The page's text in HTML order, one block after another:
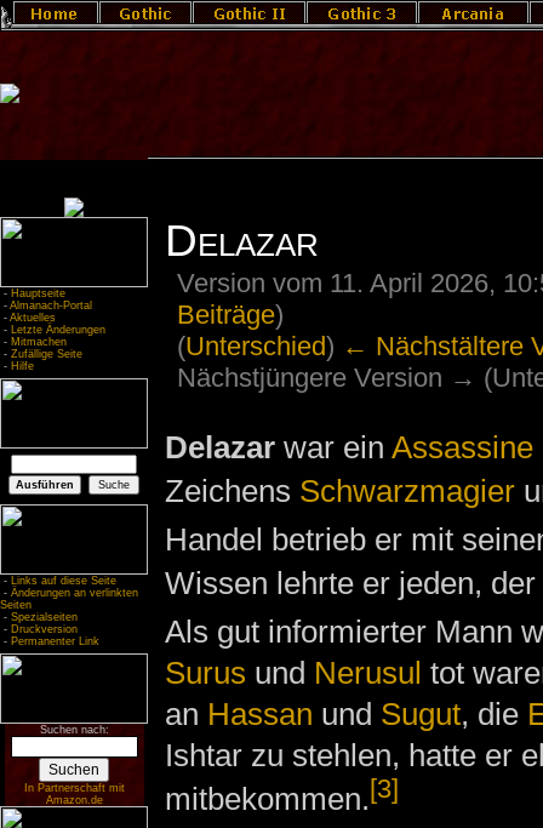
- Hauptseite
- Almanach-Portal
- Aktuelles
- Letzte Änderungen
- Mitmachen
- Zufällige Seite
- Hilfe
- Links auf diese Seite
- Änderungen an verlinkten
Seiten
- Spezialseiten
- Druckversion
- Permanenter Link
Suchen nach:
In Partnerschaft mit
Amazon.de
Delazar
Version vom 11. April 2026,
Beiträge)
(Unterschied) ← Nächstältere
Nächstjüngere Version →
Delazarwar ein Assassine
Zeichens Schwarzmagier
Handel betrieb er mit
Wissen lehrte er jeden,
Als gut informierter Mann
Surus und Nerusul tot
an Hassan und Sugut, die
Ishtar zu stehlen, hatte er
mitbekommen.[3]